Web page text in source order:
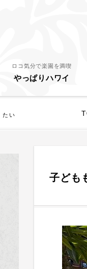
ロコ気分で楽園を満喫
やっぱりハワイ
たい
子ども